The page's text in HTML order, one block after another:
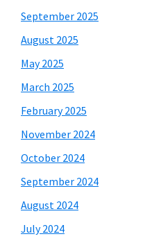
September 2025
August 2025
May 2025
March 2025
February 2025
November 2024
October 2024
September 2024
August 2024
July 2024